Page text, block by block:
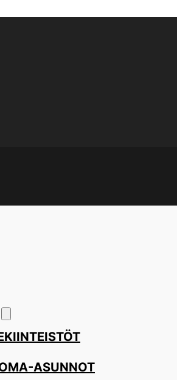
ASUNNOT